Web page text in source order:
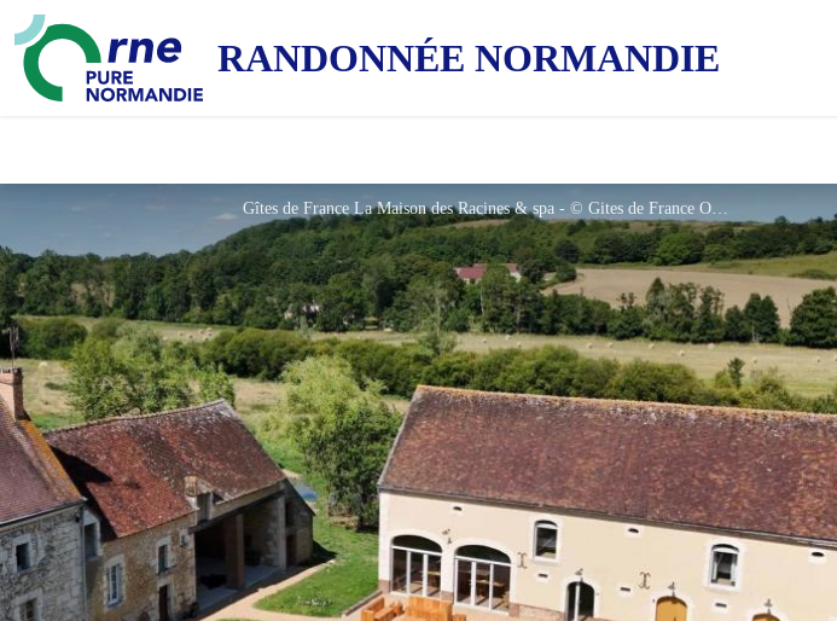
RANDONNÉE NORMANDIE
Gîtes de France La Maison des Racines & spa - © Gites de France Orne